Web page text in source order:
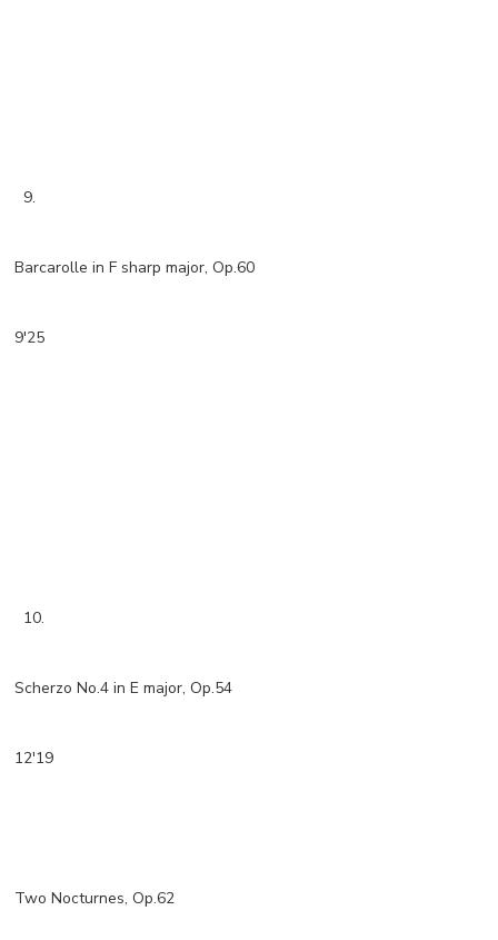
9.
Barcarolle in F sharp major, Op.60
9'25
10.
Scherzo No.4 in E major, Op.54
12'19
Two Nocturnes, Op.62